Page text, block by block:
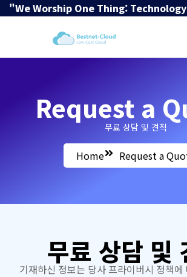
"We Worship One Thing:
Request a
무료 상담 및 견적
Home Request a
무료 상담 및
기재하신 정보는 당사 프라이버시 정책에